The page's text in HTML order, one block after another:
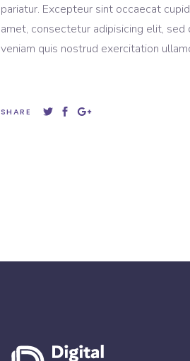
pariatur. Excepteur sint occaecat
amet, consectetur adipisicing elit,
veniam quis nostrud exercitation
SHARE